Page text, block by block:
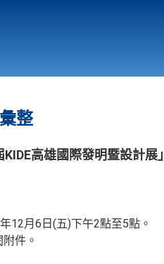
整
高雄國際發明暨設計展」
12月6日(五)下午2點至5點。
件。